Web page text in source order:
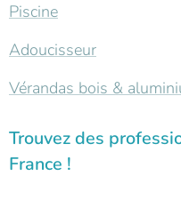
Piscine
Adoucisseur
Vérandas bois &
Trouvez des
France !